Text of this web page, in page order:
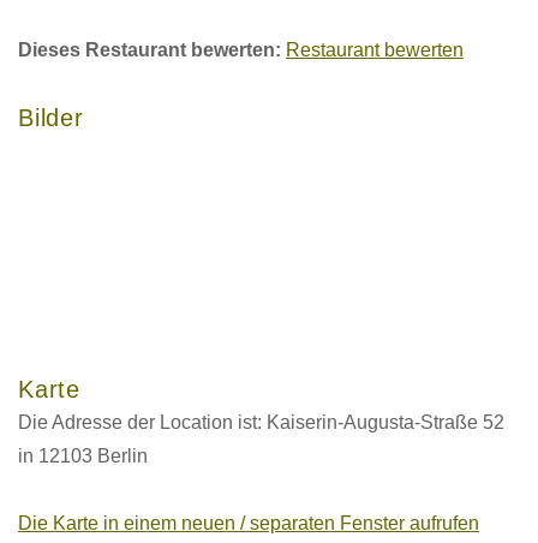
Dieses Restaurant bewerten: Restaurant bewerten
Bilder
Karte
Die Adresse der Location ist: Kaiserin-Augusta-Straße 52
in 12103 Berlin
Die Karte in einem neuen / separaten Fenster aufrufen